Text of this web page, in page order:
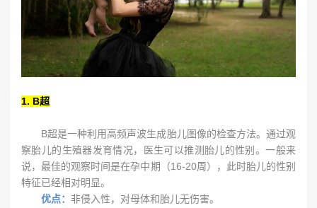
1. B超
B超是一种利用高频声波生成胎儿图像的检查方法。通过观
察胎儿的生殖器发育情况，医生可以推测胎儿的性别。一般来
说，最佳的观察时间是在孕中期（16-20周），此时胎儿的性别
特征已经相对明显。
优点： 非侵入性，对母体和胎儿无伤害。